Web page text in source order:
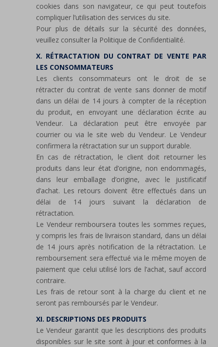
cookies dans son navigateur, ce qui peut toutefois
compliquer l’utilisation des services du site.
Pour plus de détails sur la sécurité des données,
veuillez consulter la Politique de Confidentialité.
X. RÉTRACTATION DU CONTRAT DE VENTE PAR
LES CONSOMMATEURS
Les clients consommateurs ont le droit de se
rétracter du contrat de vente sans donner de motif
dans un délai de 14 jours à compter de la réception
du produit, en envoyant une déclaration écrite au
Vendeur. La déclaration peut être envoyée par
courrier ou via le site web du Vendeur. Le Vendeur
confirmera la rétractation sur un support durable.
En cas de rétractation, le client doit retourner les
produits dans leur état d’origine, non endommagés,
dans leur emballage d’origine, avec le justificatif
d’achat. Les retours doivent être effectués dans un
délai de 14 jours suivant la déclaration de
rétractation.
Le Vendeur remboursera toutes les sommes reçues,
y compris les frais de livraison standard, dans un délai
de 14 jours après notification de la rétractation. Le
remboursement sera effectué via le même moyen de
paiement que celui utilisé lors de l’achat, sauf accord
contraire.
Les frais de retour sont à la charge du client et ne
seront pas remboursés par le Vendeur.
XI. DESCRIPTIONS DES PRODUITS
Le Vendeur garantit que les descriptions des produits
disponibles sur le site sont à jour et conformes à la